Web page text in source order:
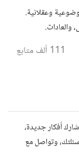
وعقلانية.
والعادات.
111 ألف متابع
أفكار جديدة،
وتواصل مع